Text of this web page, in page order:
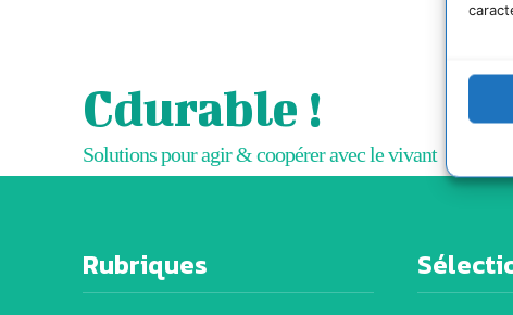
Cdurable !
Solutions pour agir & coopérer avec le vivant
Rubriques